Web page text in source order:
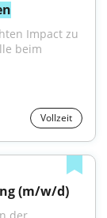
Impact zu
beim
Vollzeit
(m/w/d)